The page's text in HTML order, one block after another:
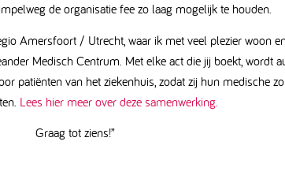
de organisatie fee zo laag mogelijk te houden.
Amersfoort / Utrecht, waar ik met veel plezier woon
Medisch Centrum. Met elke act die jij boekt, wordt
patiënten van het ziekenhuis, zodat zij hun medische
Lees hier meer over deze samenwerking.
Graag tot ziens!”